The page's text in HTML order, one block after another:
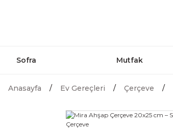
Sofra Mutfak
Anasayfa Ev Gereçleri Çerçeve